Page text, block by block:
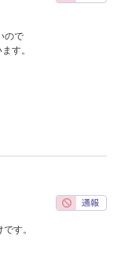
ので
す。
す。